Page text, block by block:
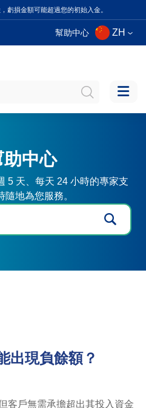
虧損金額可能超過您的初始入金。
幫助中心 ZH
助中心
5 天、每天 24 小時的專家支
隨地為您服務。
出現負餘額？
客戶無需承擔超出其投入資金